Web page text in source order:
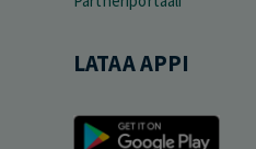
LATAA APPI